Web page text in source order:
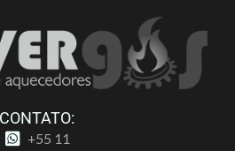
CONTATO:
+55 11